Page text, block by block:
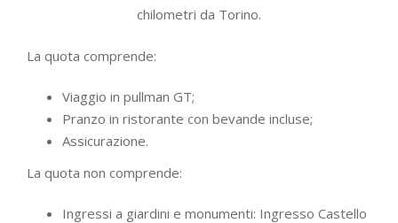
chilometri da Torino.
La quota comprende:
Viaggio in pullman GT;
Pranzo in ristorante con bevande incluse;
Assicurazione.
La quota non comprende:
Ingressi a giardini e monumenti: Ingresso Castello